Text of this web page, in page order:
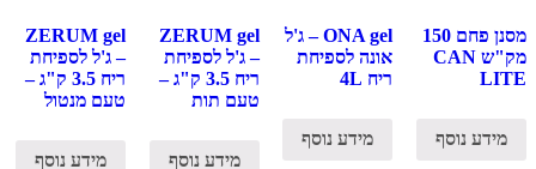
מסנן פחם 150
מק"ש CAN
LITE
מידע נוסף
ONA gel – ג'ל
אונה לספיחת
ריח 4L
מידע נוסף
ZERUM gel
– ג'ל לספיחת
ריח 3.5 ק"ג –
טעם תות
מידע נוסף
ZERUM gel
– ג'ל לספיחת
ריח 3.5 ק"ג –
טעם מנטול
מידע נוסף